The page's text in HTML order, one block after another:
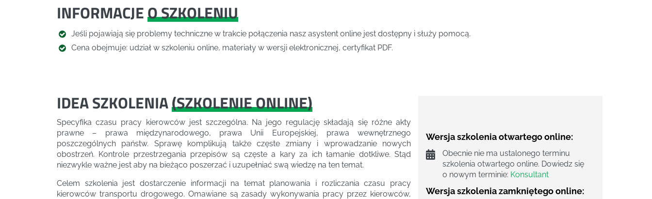
INFORMACJEO SZKOLENIU
Jeśli pojawiają się problemy techniczne w trakcie połączenia nasz asystent online jest dostępny i służy pomocą.
Cena obejmuje: udział w szkoleniu online, materiały w wersji elektronicznej, certyfikat PDF.
IDEA SZKOLENIA(SZKOLENIE ONLINE)
Specyfika czasu pracy kierowców jest szczególna. Na jego regulację składają się różne akty
prawne – prawa międzynarodowego, prawa Unii Europejskiej, prawa wewnętrznego
poszczególnych państw. Sprawę komplikują także częste zmiany i wprowadzanie nowych
obostrzeń. Kontrole przestrzegania przepisów są częste a kary za ich łamanie dotkliwe. Stąd
niezwykle ważne jest aby na bieżąco poszerzać i uzupełniać swą wiedzę na ten temat.
Celem szkolenia jest dostarczenie informacji na temat planowania i rozliczania czasu pracy
kierowców transportu drogowego. Omawiane są zasady wykonywania pracy przez kierowców,
Wersja szkolenia otwartego online:
Obecnie nie ma ustalonego terminu
szkolenia otwartego online. Dowiedz się
o nowym terminie: Konsultant
Wersja szkolenia zamkniętego online: